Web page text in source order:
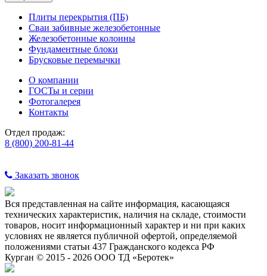
Плиты перекрытия (ПБ)
Сваи забивные железобетонные
Железобетонные колонны
Фундаментные блоки
Брусковые перемычки
О компании
ГОСТы и серии
Фотогалерея
Контакты
Отдел продаж:
8 (800) 200-81-44
Заказать звонок
Вся представленная на сайте информация, касающаяся
технических характеристик, наличия на складе, стоимости
товаров, носит информационный характер и ни при каких
условиях не является публичной офертой, определяемой
положениями статьи 437 Гражданского кодекса РФ
Курган © 2015 - 2026 ООО ТД «Беротек»